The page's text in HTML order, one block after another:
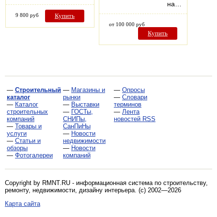
9 800 руб Купить
на…
от 100 000 руб
Купить
— Строительный
каталог
— Каталог
строительных
компаний
— Товары и
услуги
— Статьи и
обзоры
— Фотогалереи
— Магазины и
рынки
— Выставки
— ГОСТы,
СНИПы,
СанПиНы
— Новости
недвижимости
— Новости
компаний
— Опросы
— Словари
терминов
— Лента
новостей RSS
Copyright by RMNT.RU - информационная система по строительству,
ремонту, недвижимости, дизайну интерьера . (c) 2002—2026
Карта сайта